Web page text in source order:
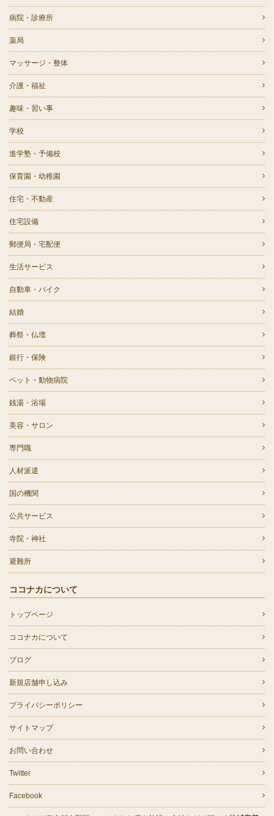
病院・診療所
薬局
マッサージ・整体
介護・福祉
趣味・習い事
学校
進学塾・予備校
保育園・幼稚園
住宅・不動産
住宅設備
郵便局・宅配便
生活サービス
自動車・バイク
結婚
葬祭・仏壇
銀行・保険
ペット・動物病院
銭湯・浴場
美容・サロン
専門職
人材派遣
国の機関
公共サービス
寺院・神社
避難所
ココナカについて
トップページ
ココナカについて
ブログ
新規店舗申し込み
プライバシーポリシー
サイトマップ
お問い合わせ
Twitter
Facebook